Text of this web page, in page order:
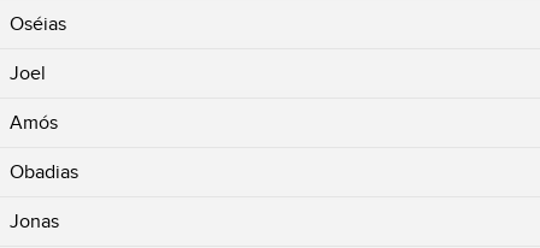
Oséias
Joel
Amós
Obadias
Jonas